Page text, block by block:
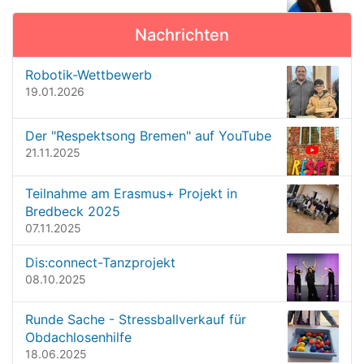
l
n
v
o
e
G
r
ö
ß
…
v
g
a
i
o
n
Nachrichten
Robotik-Wettbewerb
19.01.2026
Der "Respektsong Bremen" auf YouTube
21.11.2025
Teilnahme am Erasmus+ Projekt in
Bredbeck 2025
07.11.2025
Dis:connect-Tanzprojekt
08.10.2025
Runde Sache - Stressballverkauf für
Obdachlosenhilfe
18.06.2025